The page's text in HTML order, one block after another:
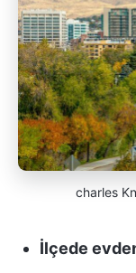
charles
İlçede